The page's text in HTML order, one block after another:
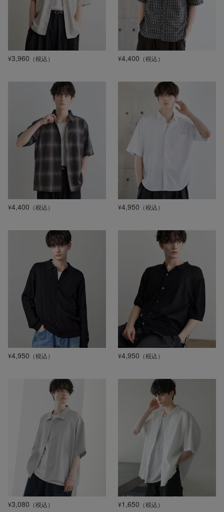
¥3,960 （税込） ¥4,400 （税込）
¥4,400 （税込） ¥4,950 （税込）
¥4,950 （税込） ¥4,950 （税込）
¥3,080 （税込） ¥1,650 （税込）